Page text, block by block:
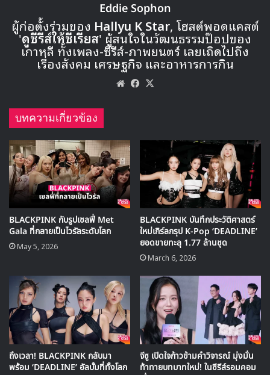
🎙GYUBIN ปลื้มเมืองไทยขนาดไหน? ถึงกลับมาถ่าย
MV เพลงใหม่ LIKE U 100 ที่กรุงเทพ
▶ คลิกดูสัมภาษณ์พิเศษ
Eddie Sophon
ผู้ก่อตั้งร่วมของ Hallyu K Star, โฮสต์พอดแคสต์
'ดูซีรีส์ให้ซีเรียส' ผู้สนใจในวัฒนธรรมป๊อปของ
เกาหลี ทั้งเพลง-ซีรีส์-ภาพยนตร์ เลยเถิดไปถึง
เรื่องสังคม เศรษฐกิจ และอาหารการกิน
WebsiteFacebook
บทความเกี่ยวข้อง
BLACKPINK กับรูปเซลฟี่ Met
Gala ที่กลายเป็นไวรัลระดับโลก
May 5, 2026
BLACKPINK บันทึกประวัติศาสตร์
ใหม่เกิร์ลกรุป K-Pop ‘DEADLINE’
ยอดขายทะลุ 1.77 ล้านชุด
March 6, 2026
ถึงเวลา! BLACKPINK กลับมา
พร้อม ‘DEADLINE’ อัลบั้มที่ทั้งโลก
จีซู เปิดใจก้าวข้ามคำวิจารณ์ มุ่งมั่น
ท้าทายบทบาทใหม่! ในซีรีส์รอมคอม